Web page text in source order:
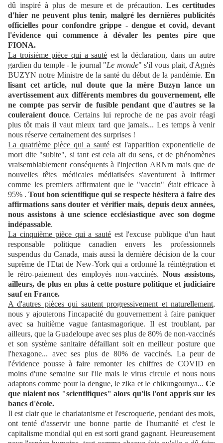
dû inspiré à plus de mesure et de précaution.Les certitudes
d'hier ne peuvent plus tenir, malgré les dernières publicités
officielles pour confondre grippe - dengue et covid, devant
l'évidence qui commence à dévaler les pentes pire que
FIONA.
La troisième pièce qui a sauté est la déclaration, dans un autre
gardien du temple - le journal "Le monde" s'il vous plait, d'Agnès
BUZYN notre Ministre de la santé du début de la pandémie. En
lisant cet article, nul doute que la mère Buzyn lance un
avertissement aux différents membres du gouvernement, elle
ne compte pas servir de fusible pendant que d'autres se la
couleraient douce. Certains lui reproche de ne pas avoir réagi
plus tôt mais il vaut mieux tard que jamais... Les temps à venir
nous réserve certainement des surprises !
La quatrième pièce qui a sautéest l'apparition exponentielle de
mort dite "subite", si tant est cela ait du sens, et de phénomènes
vraisemblablement conséquents à l'injection ARNm mais que de
nouvelles têtes médicales médiatisées s'aventurent à infirmer
comme les premiers affirmaient que le "vaccin" était efficace à
95% .Tout bon scientifique qui se respecte hésitera à faire des
affirmations sans douter et vérifier mais, depuis deux années,
nous assistons à une science ecclésiastique avec son dogme
indépassable.
La cinquième pièce qui a sauté est l'excuse publique d'un haut
responsable politique canadien envers les professionnels
suspendus du Canada, mais aussi la dernière décision de la cour
suprême de l'Etat de New-York qui a ordonné la réintégration et
le rétro-paiement des employés non-vaccinés. Nous assistons,
ailleurs, de plus en plus à cette posture politique et judiciaire
sauf en France.
A d'autres pièces qui sautent progressivement et naturellement,
nous y ajouterons l'incapacité du gouvernement à faire paniquer
avec sa huitième vague fantasmagorique. Il est troublant, par
ailleurs, que la Guadeloupe avec ses plus de 80% de non-vaccinés
et son système sanitaire défaillant soit en meilleur posture que
l'hexagone... avec ses plus de 80% de vaccinés. La peur de
l'évidence pousse à faire remonter les chiffres de COVID en
moins d'une semaine sur l'ile mais le virus circule et nous nous
adaptons comme pour la dengue, le zika et le chikungounya... Ce
que niaient nos "scientifiques" alors qu'ils l'ont appris sur les
bancs d'école.
Il est clair que le charlatanisme et l'escroquerie, pendant des mois,
ont tenté d'asservir une bonne partie de l'humanité et c'est le
capitalisme mondial qui en est sorti grand gagnant. Heureusement